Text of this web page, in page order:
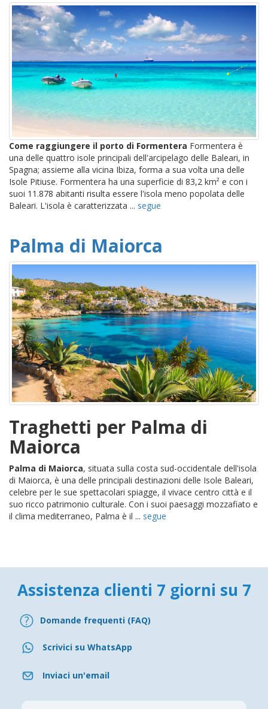
Come raggiungere il porto di Formentera Formentera è
una delle quattro isole principali dell'arcipelago delle Baleari, in
Spagna; assieme alla vicina Ibiza, forma a sua volta una delle
Isole Pitiuse. Formentera ha una superficie di 83,2 km² e con i
suoi 11.878 abitanti risulta essere l'isola meno popolata delle
Baleari. L'isola è caratterizzata ... segue
Palma di Maiorca
Traghetti per Palma di
Maiorca
Palma di Maiorca, situata sulla costa sud-occidentale dell'isola
di Maiorca, è una delle principali destinazioni delle Isole Baleari,
celebre per le sue spettacolari spiagge, il vivace centro città e il
suo ricco patrimonio culturale. Con i suoi paesaggi mozzafiato e
il clima mediterraneo, Palma è il ... segue
Assistenza clienti 7 giorni su 7
Domande frequenti (FAQ)
Scrivici su WhatsApp
Inviaci un'email